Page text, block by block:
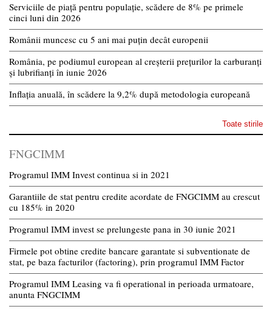
Serviciile de piață pentru populație, scădere de 8% pe primele
cinci luni din 2026
Românii muncesc cu 5 ani mai puțin decât europenii
România, pe podiumul european al creșterii prețurilor la carburanți
și lubrifianți în iunie 2026
Inflația anuală, în scădere la 9,2% după metodologia europeană
Toate stirile
FNGCIMM
Programul IMM Invest continua si in 2021
Garantiile de stat pentru credite acordate de FNGCIMM au crescut
cu 185% in 2020
Programul IMM invest se prelungeste pana in 30 iunie 2021
Firmele pot obtine credite bancare garantate si subventionate de
stat, pe baza facturilor (factoring), prin programul IMM Factor
Programul IMM Leasing va fi operational in perioada urmatoare,
anunta FNGCIMM